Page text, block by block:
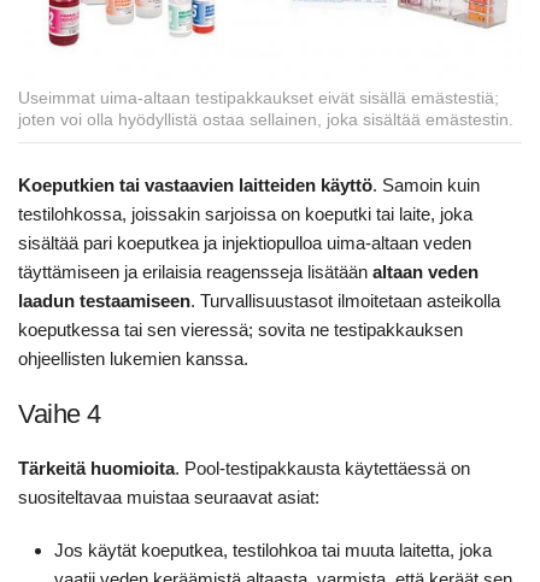
Useimmat uima-altaan testipakkaukset eivät sisällä emästestiä;
joten voi olla hyödyllistä ostaa sellainen, joka sisältää emästestin.
Koeputkien tai vastaavien laitteiden käyttö. Samoin kuin
testilohkossa, joissakin sarjoissa on koeputki tai laite, joka
sisältää pari koeputkea ja injektiopulloa uima-altaan veden
täyttämiseen ja erilaisia reagensseja lisätään altaan veden
laadun testaamiseen. Turvallisuustasot ilmoitetaan asteikolla
koeputkessa tai sen vieressä; sovita ne testipakkauksen
ohjeellisten lukemien kanssa.
Vaihe 4
Tärkeitä huomioita. Pool-testipakkausta käytettäessä on
suositeltavaa muistaa seuraavat asiat:
Jos käytät koeputkea, testilohkoa tai muuta laitetta, joka